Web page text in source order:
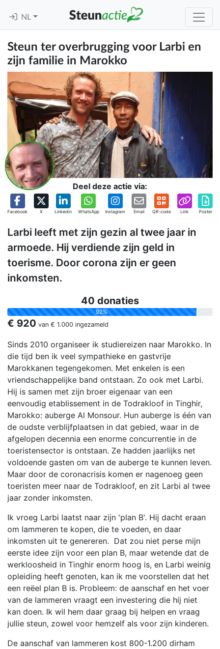
NL
Steun ter overbrugging voor Larbi en
zijn familie in Marokko
Deel deze actie via:
Facebook X Linkedin WhatsApp Instagram Email QR-code Link Poster
Larbi leeft met zijn gezin al twee jaar in
armoede. Hij verdiende zijn geld in
toerisme. Door corona zijn er geen
inkomsten.
40 donaties
92%
€ 920 van € 1.000 ingezameld
Sinds 2010 organiseer ik studiereizen naar Marokko. In
die tijd ben ik veel sympathieke en gastvrije
Marokkanen tegengekomen. Met enkelen is een
vriendschappelijke band ontstaan. Zo ook met Larbi.
Hij is samen met zijn broer eigenaar van een
eenvoudig etablissement in de Todrakloof in Tinghir,
Marokko: auberge Al Monsour. Hun auberge is één van
de oudste verblijfplaatsen in dat gebied, waar in de
afgelopen decennia een enorme concurrentie in de
toeristensector is ontstaan. Ze hadden jaarlijks net
voldoende gasten om van de auberge te kunnen leven.
Maar door de coronacrisis komen er nagenoeg geen
toeristen meer naar de Todrakloof, en zit Larbi al twee
jaar zonder inkomsten.
Ik vroeg Larbi laatst naar zijn 'plan B'. Hij dacht eraan
om lammeren te kopen, die te voeden, en daar
inkomsten uit te genereren. Dat zou niet perse mijn
eerste idee zijn voor een plan B, maar wetende dat de
werkloosheid in Tinghir enorm hoog is, en Larbi weinig
opleiding heeft genoten, kan ik me voorstellen dat het
een reëel plan B is. Probleem: de aanschaf en het voer
van de lammeren vraagt een investering die hij niet
kan doen. Ik wil hem daar graag bij helpen en vraag
jullie steun, zowel voor hemzelf als voor zijn kinderen.
De aanschaf van lammeren kost 800-1.200 dirham